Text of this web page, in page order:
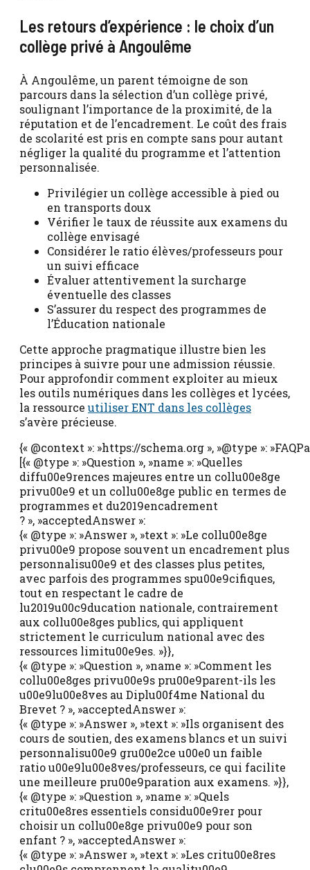
Les retours d’expérience : le choix d’un
collège privé à Angoulême
À Angoulême, un parent témoigne de son
parcours dans la sélection d’un collège privé,
soulignant l’importance de la proximité, de la
réputation et de l’encadrement. Le coût des frais
de scolarité est pris en compte sans pour autant
négliger la qualité du programme et l’attention
personnalisée.
Privilégier un collège accessible à pied ou
en transports doux
Vérifier le taux de réussite aux examens du
collège envisagé
Considérer le ratio élèves/professeurs pour
un suivi efficace
Évaluer attentivement la surcharge
éventuelle des classes
S’assurer du respect des programmes de
l’Éducation nationale
Cette approche pragmatique illustre bien les
principes à suivre pour une admission réussie.
Pour approfondir comment exploiter au mieux
les outils numériques dans les collèges et lycées,
la ressource utiliser ENT dans les collèges
s’avère précieuse.
{« @context »: »https://schema.org », »@type »:
[{« @type »: »Question », »name »: »Quelles
diffu00e9rences majeures entre un collu00e8ge
privu00e9 et un collu00e8ge public en termes de
programmes et du2019encadrement
? », »acceptedAnswer »:
{« @type »: »Answer », »text »: »Le collu00e8ge
privu00e9 propose souvent un encadrement plus
personnalisu00e9 et des classes plus petites,
avec parfois des programmes spu00e9cifiques,
tout en respectant le cadre de
lu2019u00c9ducation nationale, contrairement
aux collu00e8ges publics, qui appliquent
strictement le curriculum national avec des
ressources limitu00e9es. »}},
{« @type »: »Question », »name »: »Comment les
collu00e8ges privu00e9s pru00e9parent-ils les
u00e9lu00e8ves au Diplu00f4me National du
Brevet ? », »acceptedAnswer »:
{« @type »: »Answer », »text »: »Ils organisent des
cours de soutien, des examens blancs et un suivi
personnalisu00e9 gru00e2ce u00e0 un faible
ratio u00e9lu00e8ves/professeurs, ce qui facilite
une meilleure pru00e9paration aux examens. »}},
{« @type »: »Question », »name »: »Quels
critu00e8res essentiels considu00e9rer pour
choisir un collu00e8ge privu00e9 pour son
enfant ? », »acceptedAnswer »:
{« @type »: »Answer », »text »: »Les critu00e8res